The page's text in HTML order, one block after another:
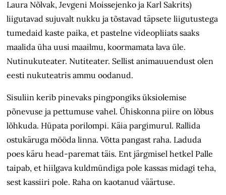
Laura Nõlvak, Jevgeni Moissejenko ja Karl Sakrits)
liigutavad sujuvalt nukku ja tõstavad täpsete liigutustega
tumedaid kaste paika, et pastelne videopliiats saaks
maalida üha uusi maailmu, koormamata lava üle.
Nutinukuteater. Nutiteater. Sellist animauuendust olen
eesti nukuteatris ammu oodanud.
Sisuliin kerib pinevaks pingpongiks üksiolemise
põnevuse ja pettumuse vahel. Ühiskonna piire on lõbus
lõhkuda. Hüpata porilompi. Käia pargimurul. Rallida
ostukäruga mööda linna. Võtta pangast raha. Laduda
poes käru head-paremat täis. Ent järgmisel hetkel Palle
taipab, et hiilgava kuldmündiga pole kassas midagi teha,
sest kassiiri pole. Raha on kaotanud väärtuse.